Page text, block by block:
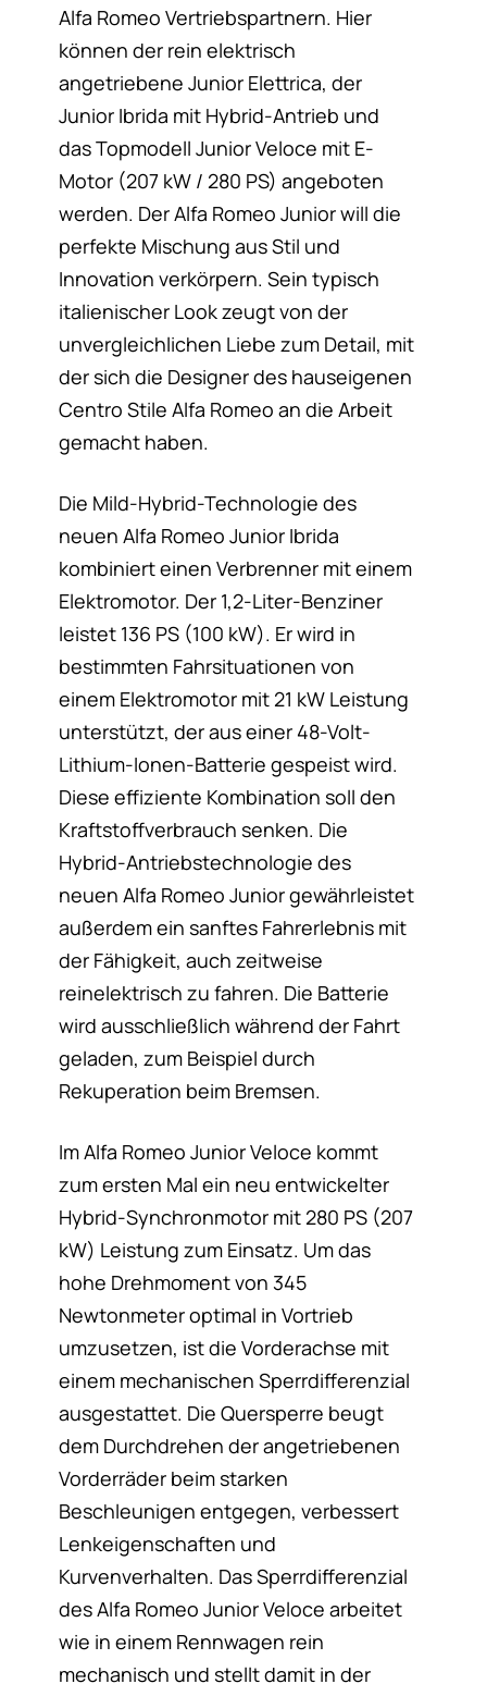
Alfa Romeo Vertriebspartnern. Hier
können der rein elektrisch
angetriebene Junior Elettrica, der
Junior Ibrida mit Hybrid-Antrieb und
das Topmodell Junior Veloce mit E-
Motor (207 kW / 280 PS) angeboten
werden. Der Alfa Romeo Junior will die
perfekte Mischung aus Stil und
Innovation verkörpern. Sein typisch
italienischer Look zeugt von der
unvergleichlichen Liebe zum Detail, mit
der sich die Designer des hauseigenen
Centro Stile Alfa Romeo an die Arbeit
gemacht haben.
Die Mild-Hybrid-Technologie des
neuen Alfa Romeo Junior Ibrida
kombiniert einen Verbrenner mit einem
Elektromotor. Der 1,2-Liter-Benziner
leistet 136 PS (100 kW). Er wird in
bestimmten Fahrsituationen von
einem Elektromotor mit 21 kW Leistung
unterstützt, der aus einer 48-Volt-
Lithium-Ionen-Batterie gespeist wird.
Diese effiziente Kombination soll den
Kraftstoffverbrauch senken. Die
Hybrid-Antriebstechnologie des
neuen Alfa Romeo Junior gewährleistet
außerdem ein sanftes Fahrerlebnis mit
der Fähigkeit, auch zeitweise
reinelektrisch zu fahren. Die Batterie
wird ausschließlich während der Fahrt
geladen, zum Beispiel durch
Rekuperation beim Bremsen.
Im Alfa Romeo Junior Veloce kommt
zum ersten Mal ein neu entwickelter
Hybrid-Synchronmotor mit 280 PS (207
kW) Leistung zum Einsatz. Um das
hohe Drehmoment von 345
Newtonmeter optimal in Vortrieb
umzusetzen, ist die Vorderachse mit
einem mechanischen Sperrdifferenzial
ausgestattet. Die Quersperre beugt
dem Durchdrehen der angetriebenen
Vorderräder beim starken
Beschleunigen entgegen, verbessert
Lenkeigenschaften und
Kurvenverhalten. Das Sperrdifferenzial
des Alfa Romeo Junior Veloce arbeitet
wie in einem Rennwagen rein
mechanisch und stellt damit in der